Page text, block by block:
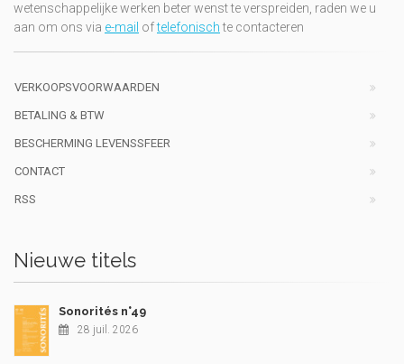
wetenschappelijke werken beter wenst te verspreiden, raden we u
aan om ons via e-mail oftelefonischte contacteren
VERKOOPSVOORWAARDEN
BETALING & BTW
BESCHERMING LEVENSSFEER
CONTACT
RSS
Nieuwe titels
Sonorités n°49
28 juil. 2026